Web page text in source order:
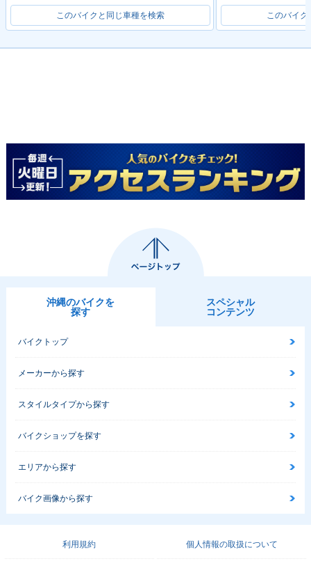
このバイクと同じ車種を検索 このバイク
沖縄のバイクを
探す
スペシャル
コンテンツ
バイクトップ
メーカーから探す
スタイルタイプから探す
バイクショップを探す
エリアから探す
バイク画像から探す
利用規約 個人情報の取扱について